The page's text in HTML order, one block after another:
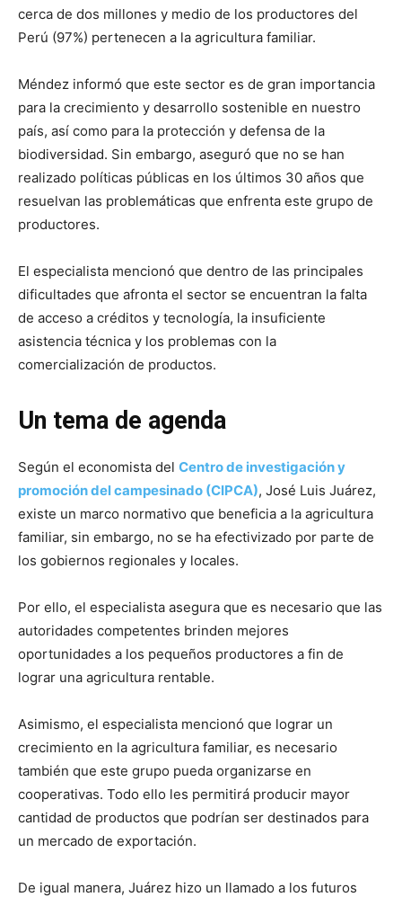
cerca de dos millones y medio de los productores del
Perú (97%) pertenecen a la agricultura familiar.
Méndez informó que este sector es de gran importancia
para la crecimiento y desarrollo sostenible en nuestro
país, así como para la protección y defensa de la
biodiversidad. Sin embargo, aseguró que no se han
realizado políticas públicas en los últimos 30 años que
resuelvan las problemáticas que enfrenta este grupo de
productores.
El especialista mencionó que dentro de las principales
dificultades que afronta el sector se encuentran la falta
de acceso a créditos y tecnología, la insuficiente
asistencia técnica y los problemas con la
comercialización de productos.
Un tema de agenda
Según el economista del Centro de investigación y
promoción del campesinado (CIPCA), José Luis Juárez,
existe un marco normativo que beneficia a la agricultura
familiar, sin embargo, no se ha efectivizado por parte de
los gobiernos regionales y locales.
Por ello, el especialista asegura que es necesario que las
autoridades competentes brinden mejores
oportunidades a los pequeños productores a fin de
lograr una agricultura rentable.
Asimismo, el especialista mencionó que lograr un
crecimiento en la agricultura familiar, es necesario
también que este grupo pueda organizarse en
cooperativas. Todo ello les permitirá producir mayor
cantidad de productos que podrían ser destinados para
un mercado de exportación.
De igual manera, Juárez hizo un llamado a los futuros